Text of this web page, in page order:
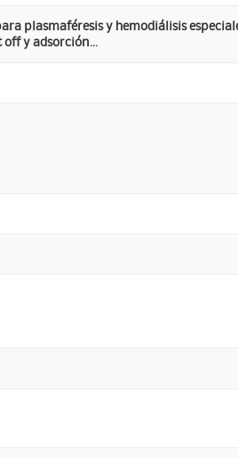
plasmaféresis y hemodiálisis
off y adsorción...